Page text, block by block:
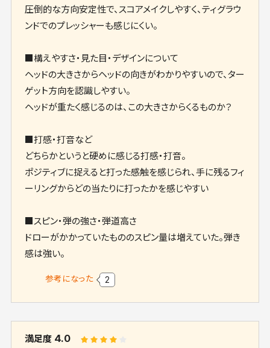
圧倒的な方向安定性で、スコアメイクしやすく、ティグラウ
ンドでのプレッシャーも感じにくい。
■構えやすさ・見た目・デザインについて
ヘッドの大きさからヘッドの向きがわかりやすいので、ター
ゲット方向を認識しやすい。
ヘッドが重たく感じるのは、この大きさからくるものか？
■打感・打音など
どちらかというと硬めに感じる打感・打音。
ポジティブに捉えると打った感触を感じられ、手に残るフィ
ーリングからどの当たりに打ったかを感じやすい
■スピン・弾の強さ・弾道高さ
ドローがかかっていたもののスピン量は増えていた。弾き
感は強い。
参考になった 2
満足度 4.0